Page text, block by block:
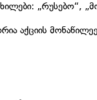
„რუსებო“,
აქციის